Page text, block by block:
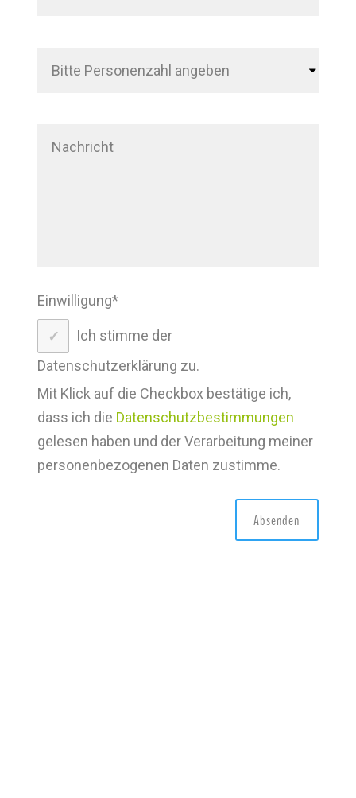
Einwilligung*
Ich stimme der
Datenschutzerklärung zu.
Mit Klick auf die Checkbox bestätige ich,
dass ich die Datenschutzbestimmungen
gelesen haben und der Verarbeitung meiner
personenbezogenen Daten zustimme.